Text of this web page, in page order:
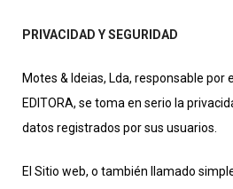
PRIVACIDAD Y SEGURIDAD
Motes & Ideias, Lda, responsable por
EDITORA, se toma en serio la
datos registrados por sus usuarios.
El Sitio web, o también llamado